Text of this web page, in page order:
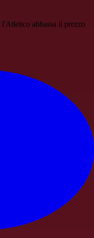
abbassa il prezzo